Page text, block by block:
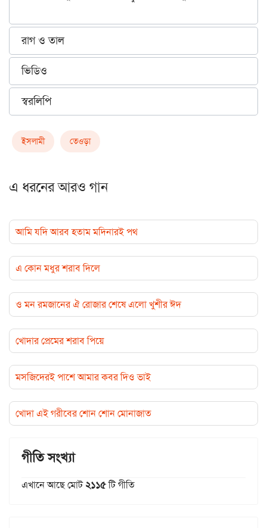
রাগ ও তাল
ভিডিও
স্বরলিপি
ইসলামী তেওড়া
এ ধরনের আরও গান
আমি যদি আরব হতাম মদিনারই পথ
এ কোন মধুর শরাব দিলে
ও মন রমজানের ঐ রোজার শেষে এলো খুশীর ঈদ
খোদার প্রেমের শরাব পিয়ে
মসজিদেরই পাশে আমার কবর দিও ভাই
খোদা এই গরীবের শোন শোন মোনাজাত
গীতি সংখ্যা
এখানে আছে মোট২১১৫টি গীতি